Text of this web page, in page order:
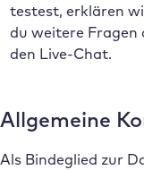
testest, erklären
du weitere Fragen
den Live-Chat.
Allgemeine
Als Bindeglied zur